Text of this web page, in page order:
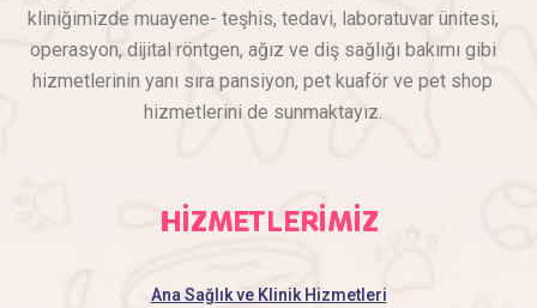
kliniğimizde muayene- teşhis, tedavi, laboratuvar ünitesi,
operasyon, dijital röntgen, ağız ve diş sağlığı bakımı gibi
hizmetlerinin yanı sıra pansiyon, pet kuaför ve pet shop
hizmetlerini de sunmaktayız.
HİZMETLERİMİZ
Ana Sağlık ve Klinik Hizmetleri